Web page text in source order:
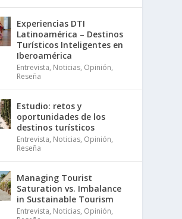
Experiencias DTI
Latinoamérica – Destinos
Turísticos Inteligentes en
Iberoamérica
Entrevista, Noticias, Opinión,
Reseña
Estudio: retos y
oportunidades de los
destinos turísticos
Entrevista, Noticias, Opinión,
Reseña
Managing Tourist
Saturation vs. Imbalance
in Sustainable Tourism
Entrevista, Noticias, Opinión,